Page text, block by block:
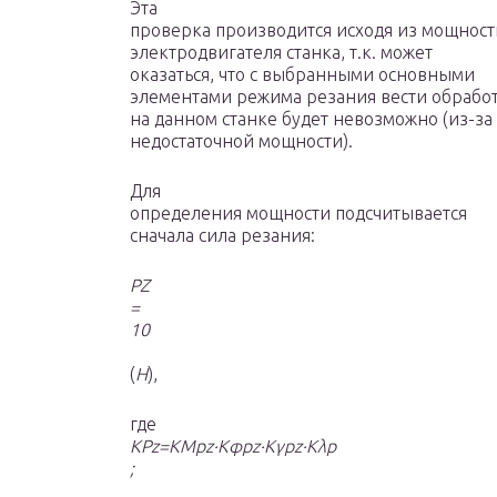
Эта
проверка производится исходя из
электродвигателя станка, т.к. может
оказаться, что с выбранными основными
элементами режима резания вести
на данном станке будет невозможно (из-за
недостаточной мощности).
Для
определения мощности подсчитывается
сначала сила резания:
PZ
=
10
(H),
где
KPz=KMpz·Kφpz·Kγpz·Kλp
;